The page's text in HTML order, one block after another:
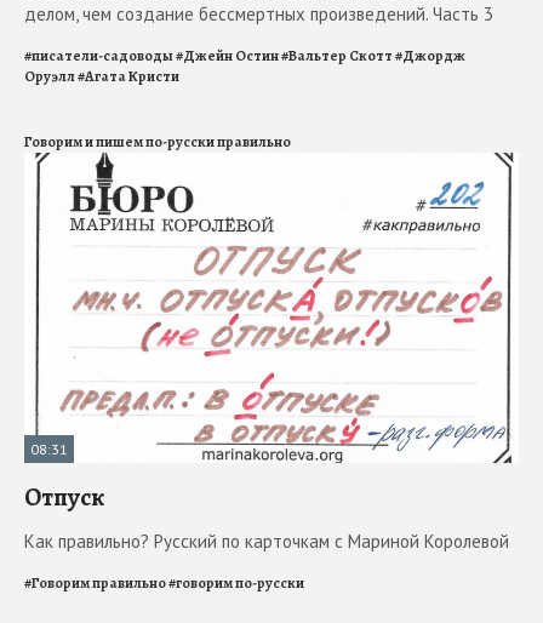
делом, чем создание бессмертных произведений. Часть 3
#писатели-садоводы#Джейн Остин#Вальтер Скотт#Джордж
Оруэлл#Агата Кристи
Говорим и пишем по-русски правильно
08:31
Отпуск
Как правильно? Русский по карточкам с Мариной Королевой
#Говорим правильно#говорим по-русски